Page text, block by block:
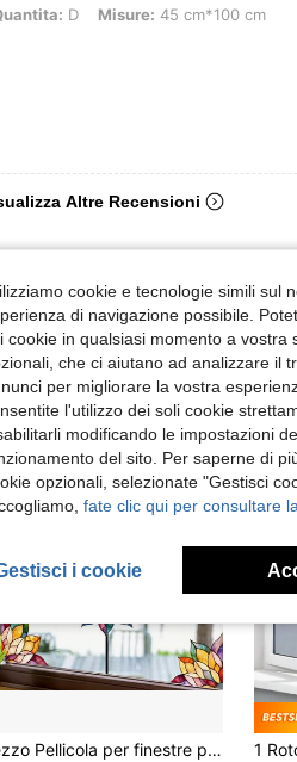
Misure: 45 cm*100 cm
D Misure: 45 cm*100 cm
Altre Recensioni
1 pezzo Pellicola per finestre privacy estiva edizione limitata sconto vacanze imitazione vetro colorato 3D floreale colorato adesivo per vetro protezione UV parasole adesivo per finestre adesivo per vetro adatto per casa bagno (13.77x 26.62 pollici) regalo vacanze
cookie e tecnologie simili sul
di navigazione possibile.
cookie in qualsiasi momento a
che ci aiutano ad analizzare il
per migliorare la vostra
l'utilizzo dei soli cookie
modificando le impostazioni
del sito. Per saperne di
opzionali, selezionate "Gestisci
fate clic qui per consultare
i cookie